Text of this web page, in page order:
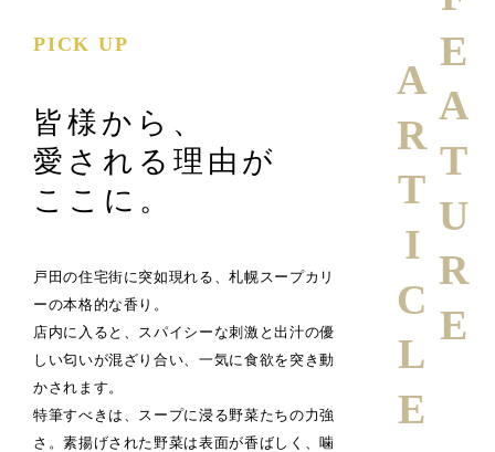
PICK UP
皆様から、
愛される理由が
ここに。
戸田の住宅街に突如現れる、札幌スープカリ
ーの本格的な香り。
店内に入ると、スパイシーな刺激と出汁の優
しい匂いが混ざり合い、一気に食欲を突き動
かされます。
特筆すべきは、スープに浸る野菜たちの力強
さ。素揚げされた野菜は表面が香ばしく、噛
FEATURE
ARTICLE